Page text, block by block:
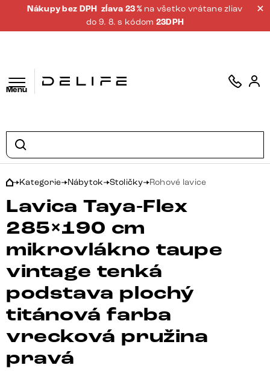
Nákupy bez DPH zĺava 23 % na všetko vrátane zliav
do 9. 8. s kódom 23DPH
Menu
Kategorie Nábytok Stoličky Rohové lavice
Lavica Taya-Flex
285×190 cm
mikrovlákno taupe
vintage tenká
podstava plochý
titánová farba
vrecková pružina
pravá